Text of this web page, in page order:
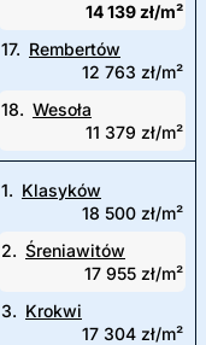
14 139 zł/m²
17. Rembertów
12 763 zł/m²
18. Wesoła
11 379 zł/m²
1. Klasyków
18 500 zł/m²
2. Śreniawitów
17 955 zł/m²
3. Krokwi
17 304 zł/m²